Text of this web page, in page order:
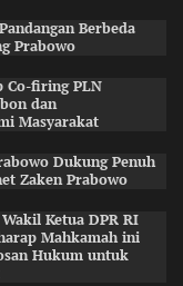
Berbeda
Prabowo
Co-firing PLN
dan
Masyarakat
Dukung Penuh
Zaken Prabowo
Ketua DPR RI
Mahkamah ini
Hukum untuk